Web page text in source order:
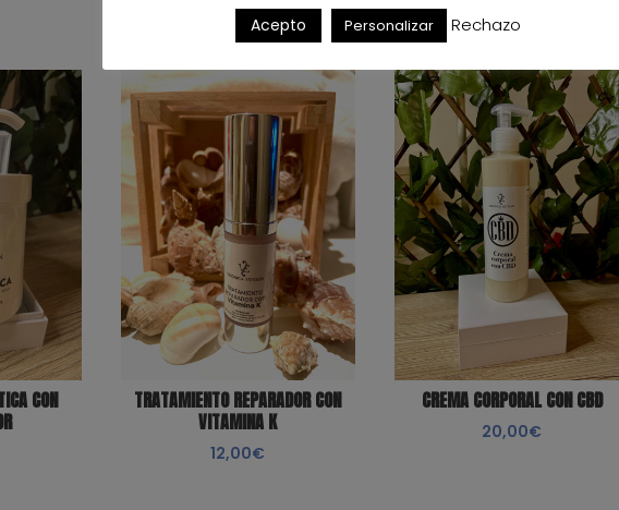
PRODUCTOS RELACIONADOS
CON
TRATAMIENTO REPARADOR CON
VITAMINA K
12,00€
CREMA CORPORAL CON CBD
20,00€
Acepto Personalizar Rechazo